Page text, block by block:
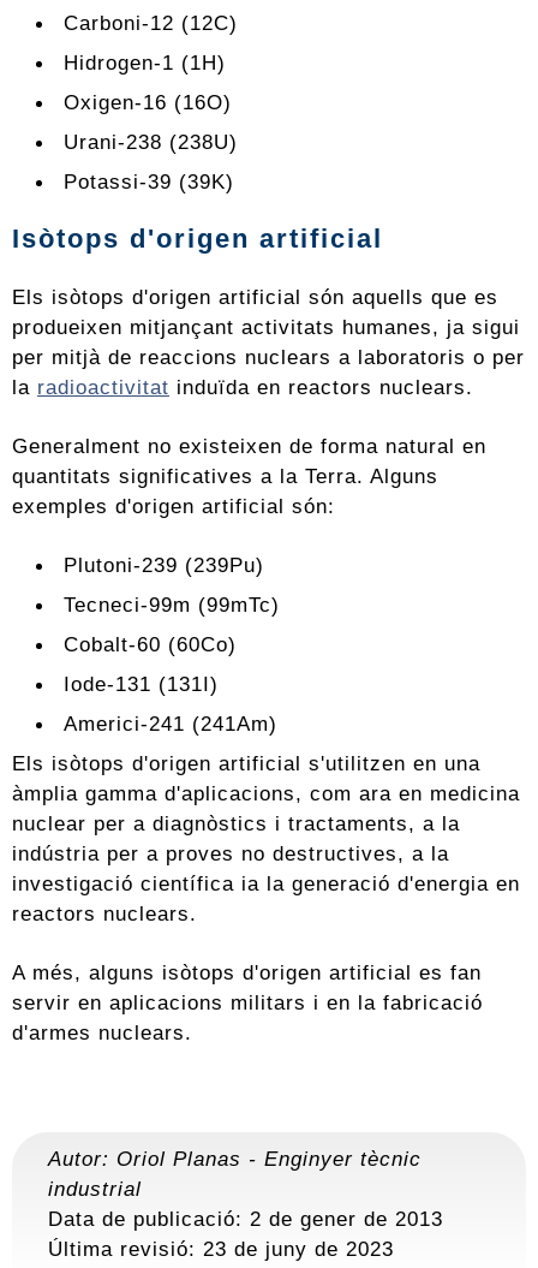
Carboni-12 (12C)
Hidrogen-1 (1H)
Oxigen-16 (16O)
Urani-238 (238U)
Potassi-39 (39K)
Isòtops d'origen artificial
Els isòtops d'origen artificial són aquells que es
produeixen mitjançant activitats humanes, ja sigui
per mitjà de reaccions nuclears a laboratoris o per
la radioactivitat induïda en reactors nuclears.
Generalment no existeixen de forma natural en
quantitats significatives a la Terra. Alguns
exemples d'origen artificial són:
Plutoni-239 (239Pu)
Tecneci-99m (99mTc)
Cobalt-60 (60Co)
Iode-131 (131I)
Americi-241 (241Am)
Els isòtops d'origen artificial s'utilitzen en una
àmplia gamma d'aplicacions, com ara en medicina
nuclear per a diagnòstics i tractaments, a la
indústria per a proves no destructives, a la
investigació científica ia la generació d'energia en
reactors nuclears.
A més, alguns isòtops d'origen artificial es fan
servir en aplicacions militars i en la fabricació
d'armes nuclears.
Autor: Oriol Planas - Enginyer tècnic
industrial
Data de publicació: 2 de gener de 2013
Última revisió: 23 de juny de 2023